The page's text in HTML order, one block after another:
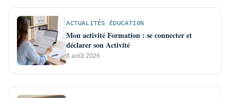
ACTUALITÉS ÉDUCATION
Mon activité Formation : se connecter et
déclarer son Activité
8 août 2026